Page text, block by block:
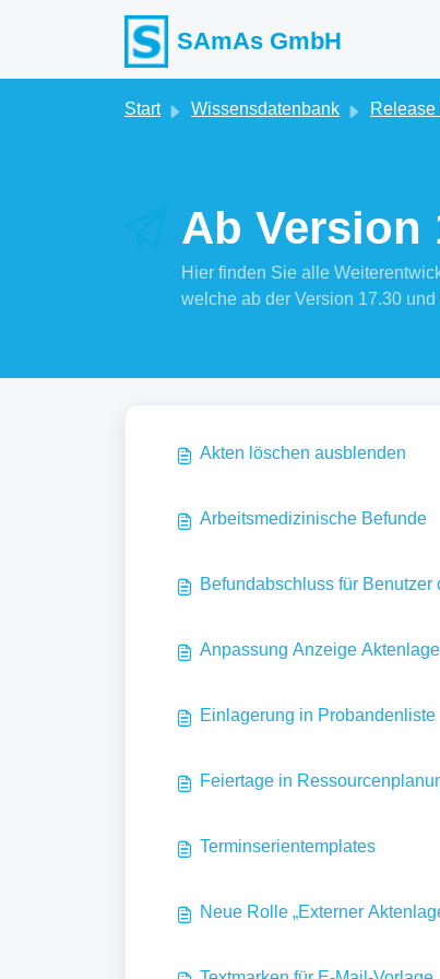
SAmAs GmbH
Start Wissensdatenbank
Ab Version
Hier finden Sie alle
welche ab der Version 17.30
Akten löschen ausblenden
Arbeitsmedizinische Befunde
Befundabschluss für
Anpassung Anzeige
Einlagerung in Probandenliste
Feiertage in
Terminserientemplates
Neue Rolle „Externer